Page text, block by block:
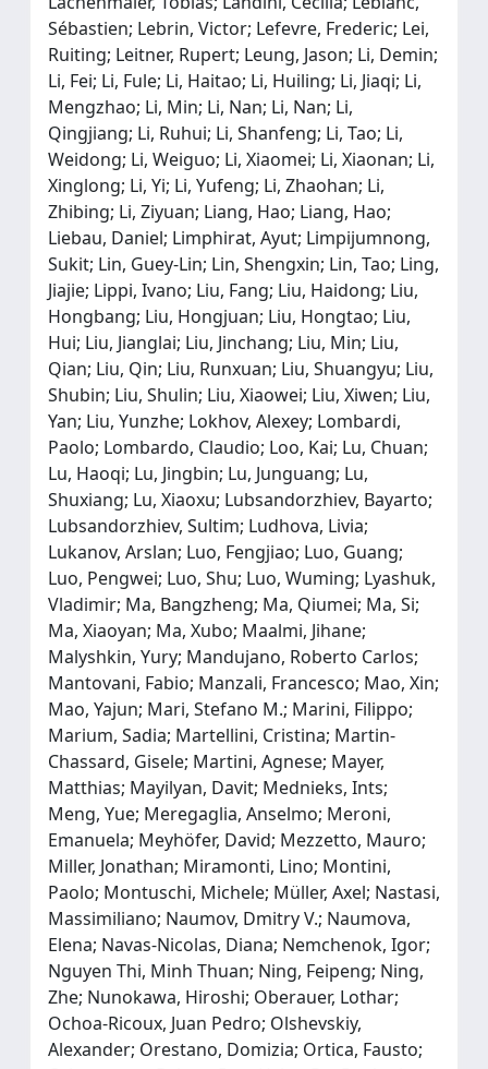
Sébastien; Lebrin, Victor; Lefevre, Frederic; Lei,
Ruiting; Leitner, Rupert; Leung, Jason; Li, Demin;
Li, Fei; Li, Fule; Li, Haitao; Li, Huiling; Li, Jiaqi; Li,
Mengzhao; Li, Min; Li, Nan; Li, Nan; Li,
Qingjiang; Li, Ruhui; Li, Shanfeng; Li, Tao; Li,
Weidong; Li, Weiguo; Li, Xiaomei; Li, Xiaonan; Li,
Xinglong; Li, Yi; Li, Yufeng; Li, Zhaohan; Li,
Zhibing; Li, Ziyuan; Liang, Hao; Liang, Hao;
Liebau, Daniel; Limphirat, Ayut; Limpijumnong,
Sukit; Lin, Guey-Lin; Lin, Shengxin; Lin, Tao; Ling,
Jiajie; Lippi, Ivano; Liu, Fang; Liu, Haidong; Liu,
Hongbang; Liu, Hongjuan; Liu, Hongtao; Liu,
Hui; Liu, Jianglai; Liu, Jinchang; Liu, Min; Liu,
Qian; Liu, Qin; Liu, Runxuan; Liu, Shuangyu; Liu,
Shubin; Liu, Shulin; Liu, Xiaowei; Liu, Xiwen; Liu,
Yan; Liu, Yunzhe; Lokhov, Alexey; Lombardi,
Paolo; Lombardo, Claudio; Loo, Kai; Lu, Chuan;
Lu, Haoqi; Lu, Jingbin; Lu, Junguang; Lu,
Shuxiang; Lu, Xiaoxu; Lubsandorzhiev, Bayarto;
Lubsandorzhiev, Sultim; Ludhova, Livia;
Lukanov, Arslan; Luo, Fengjiao; Luo, Guang;
Luo, Pengwei; Luo, Shu; Luo, Wuming; Lyashuk,
Vladimir; Ma, Bangzheng; Ma, Qiumei; Ma, Si;
Ma, Xiaoyan; Ma, Xubo; Maalmi, Jihane;
Malyshkin, Yury; Mandujano, Roberto Carlos;
Mantovani, Fabio; Manzali, Francesco; Mao, Xin;
Mao, Yajun; Mari, Stefano M.; Marini, Filippo;
Marium, Sadia; Martellini, Cristina; Martin-
Chassard, Gisele; Martini, Agnese; Mayer,
Matthias; Mayilyan, Davit; Mednieks, Ints;
Meng, Yue; Meregaglia, Anselmo; Meroni,
Emanuela; Meyhöfer, David; Mezzetto, Mauro;
Miller, Jonathan; Miramonti, Lino; Montini,
Paolo; Montuschi, Michele; Müller, Axel; Nastasi,
Massimiliano; Naumov, Dmitry V.; Naumova,
Elena; Navas-Nicolas, Diana; Nemchenok, Igor;
Nguyen Thi, Minh Thuan; Ning, Feipeng; Ning,
Zhe; Nunokawa, Hiroshi; Oberauer, Lothar;
Ochoa-Ricoux, Juan Pedro; Olshevskiy,
Alexander; Orestano, Domizia; Ortica, Fausto;